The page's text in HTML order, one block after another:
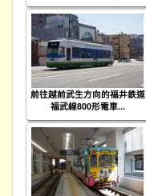
前往越前武生方向的福井鉄道
福武線800形電車...